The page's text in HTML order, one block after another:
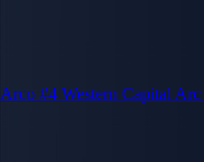
Arco #4 Western Capital Arc